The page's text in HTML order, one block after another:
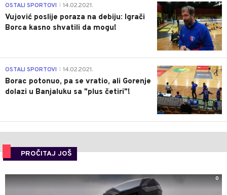
1
OSTALI SPORTOVI 14.02.2021.
Vujović poslije poraza na debiju: Igrači
Borca kasno shvatili da mogu!
3
OSTALI SPORTOVI 14.02.2021.
Borac potonuo, pa se vratio, ali Gorenje
dolazi u Banjaluku sa "plus četiri"!
PROČITAJ JOŠ
0